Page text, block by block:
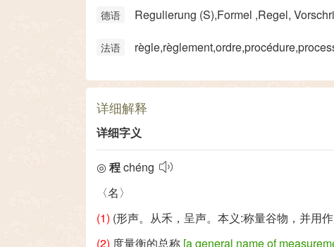
德语 Regulierung (S)​,Formel ,Regel,
法语
详细解释
详细字义
◎ 程chéng
〈名〉
(1) (形声。从禾，呈声。本义:称量谷物，并用
(2) 度量衡的总称 [a general name of